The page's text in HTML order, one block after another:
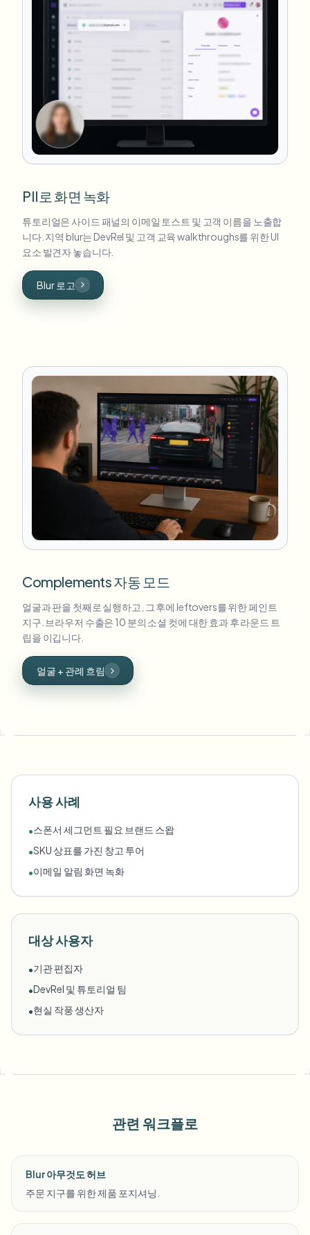
PII로 화면 녹화
튜토리얼은 사이드 패널의 이메일 토스트 및 고객 이름을 노출합
니다. 지역 blur는 DevRel 및 고객 교육 walkthroughs를 위한 UI
요소 발견자 놓습니다.
Blur 로고
Complements 자동 모드
얼굴과 판을 첫째로 실행하고, 그 후에 leftovers를 위한 페인트
지구. 브라우저 수출은 10 분의 소셜 컷에 대한 효과 후 라운드 트
립을 이깁니다.
얼굴 + 관례 흐림
사용 사례
•스폰서 세그먼트 필요 브랜드 스왑
•SKU 상표를 가진 창고 투어
•이메일 알림 화면 녹화
대상 사용자
•기관 편집자
•DevRel 및 튜토리얼 팀
•현실 작풍 생산자
관련 워크플로
Blur 아무것도 허브
주문 지구를 위한 제품 포지셔닝.